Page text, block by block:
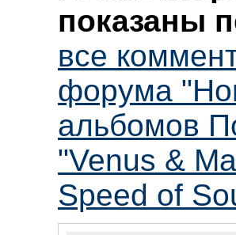
показаны
все
форума
альбомов
"Venus &
Speed of